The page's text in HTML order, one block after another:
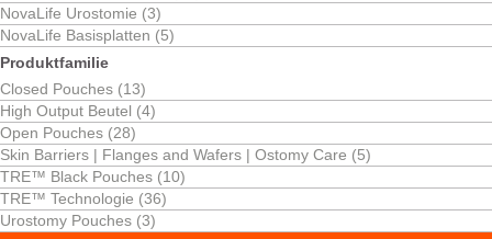
NovaLife Urostomie (3)
NovaLife Basisplatten (5)
Produktfamilie
Closed Pouches (13)
High Output Beutel (4)
Open Pouches (28)
Skin Barriers | Flanges and Wafers | Ostomy Care (5)
TRE™ Black Pouches (10)
TRE™ Technologie (36)
Urostomy Pouches (3)
Kostenlos testen
NovaLife TRE™ 1 Black
Kostenlos testen
NovaLife TRE™ 1 Black